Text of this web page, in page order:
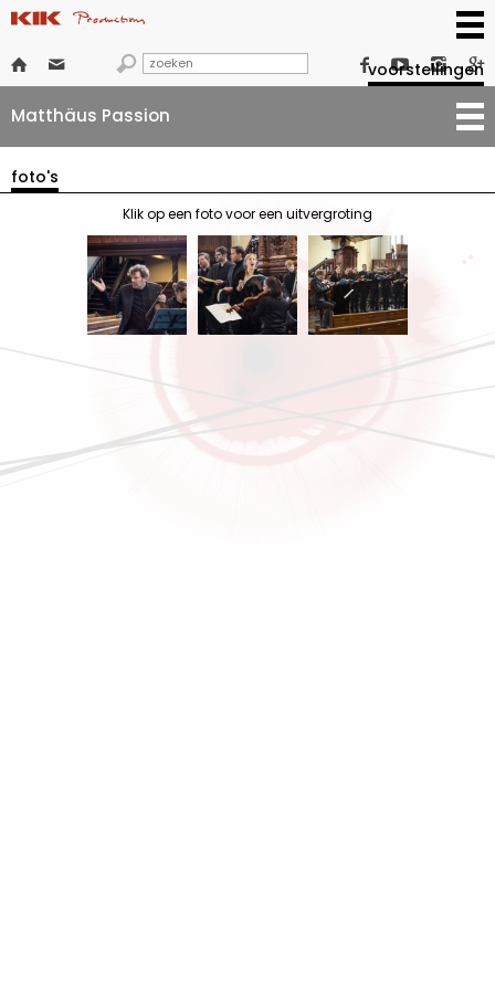
      
voorstellingen
Matthäus Passion
foto's
Klik op een foto voor een uitvergroting